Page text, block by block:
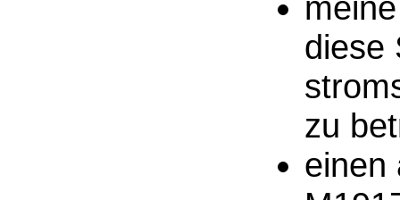
diese
zu
einen